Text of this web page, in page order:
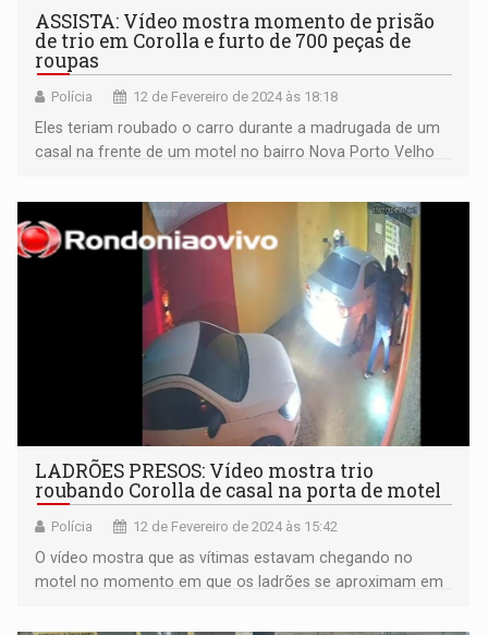
ASSISTA: Vídeo mostra momento de prisão
de trio em Corolla e furto de 700 peças de
roupas
Polícia 12 de Fevereiro de 2024 às 18:18
Eles teriam roubado o carro durante a madrugada de um
casal na frente de um motel no bairro Nova Porto Velho
LADRÕES PRESOS: Vídeo mostra trio
roubando Corolla de casal na porta de motel
Polícia 12 de Fevereiro de 2024 às 15:42
O vídeo mostra que as vítimas estavam chegando no
motel no momento em que os ladrões se aproximam em